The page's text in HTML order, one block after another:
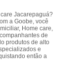
Jacarepaguá?
a Goobe, você
Home care,
de
produtos de alto
e
então a